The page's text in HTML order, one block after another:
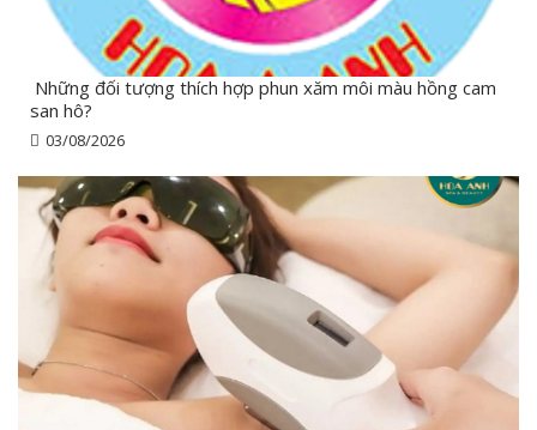
Những đối tượng thích hợp phun xăm môi màu hồng cam
san hô?
03/08/2026